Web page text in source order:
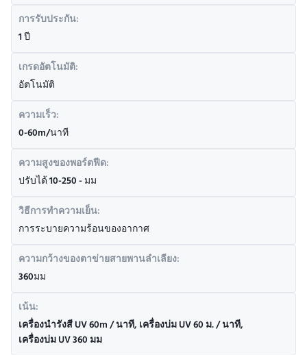
การรับประกัน:
1 ปี
เกรดอัตโนมัติ:
อัตโนมัติ
ความเร็ว:
0-60m/นาที
ความสูงของพอร์ตฟีด:
ปรับได้ 10-250 - มม
วิธีการทำความเย็น:
การระบายความร้อนของอากาศ
ความกว้างของตาข่ายสายพานลำเลียง:
360มม
เน้น:
เครื่องนำรังสี UV 60m / นาที,เครื่องบ่ม UV 60 ม. / นาที,
เครื่องบ่ม UV 360 มม